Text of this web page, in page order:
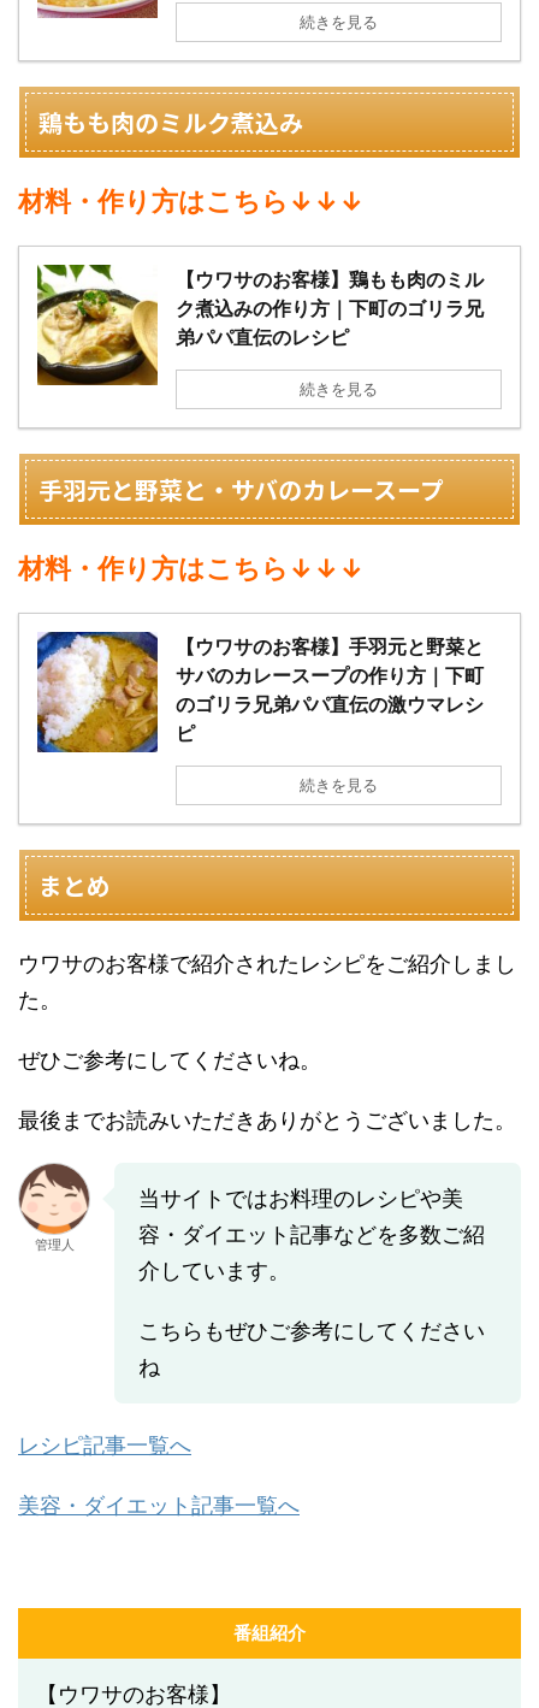
続きを見る
鶏もも肉のミルク煮込み
材料・作り方はこちら↓↓↓
【ウワサのお客様】鶏もも肉のミル
ク煮込みの作り方｜下町のゴリラ兄
弟パパ直伝のレシピ
続きを見る
手羽元と野菜と・サバのカレースープ
材料・作り方はこちら↓↓↓
【ウワサのお客様】手羽元と野菜と
サバのカレースープの作り方｜下町
のゴリラ兄弟パパ直伝の激ウマレシ
ピ
続きを見る
まとめ
ウワサのお客様で紹介されたレシピをご紹介しまし
た。
ぜひご参考にしてくださいね。
最後までお読みいただきありがとうございました。
管理人
当サイトではお料理のレシピや美
容・ダイエット記事などを多数ご紹
介しています。
こちらもぜひご参考にしてください
ね
レシピ記事一覧へ
美容・ダイエット記事一覧へ
番組紹介
【ウワサのお客様】